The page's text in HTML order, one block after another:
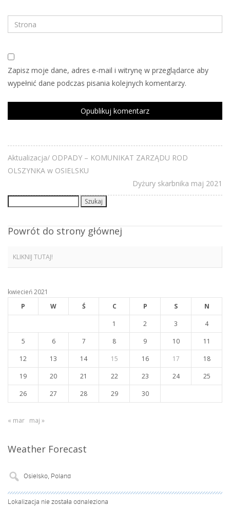
Zapisz moje dane, adres e-mail i witrynę w przeglądarce aby
wypełnić dane podczas pisania kolejnych komentarzy.
Aktualizacja/ ODPADY – KOMUNIKAT ZARZĄDU ROD
OLSZYNKA w OSIELSKU
Dyżury skarbnika maj 2021
Powrót do strony głównej
KLIKNIJ TUTAJ!
kwiecień 2021
P
W Ś C P S
N
1
2 3
4
5
6 7 8 9 10
11
12
13 14 15 16 17
18
19
20 21 22 23 24
25
26
27 28 29 30
« mar maj »
Weather Forecast
Lokalizacja nie została odnaleziona